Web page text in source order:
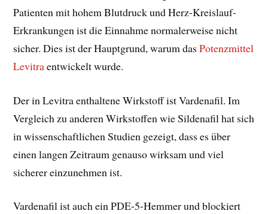
Patienten mit hohem Blutdruck und Herz-Kreislauf-
Erkrankungen ist die Einnahme normalerweise nicht
sicher. Dies ist der Hauptgrund, warum dasPotenzmittel
Levitraentwickelt wurde.
Der in Levitra enthaltene Wirkstoff ist Vardenafil. Im
Vergleich zu anderen Wirkstoffen wie Sildenafil hat sich
in wissenschaftlichen Studien gezeigt, dass es über
einen langen Zeitraum genauso wirksam und viel
sicherer einzunehmen ist.
Vardenafil ist auch ein PDE-5-Hemmer und blockiert